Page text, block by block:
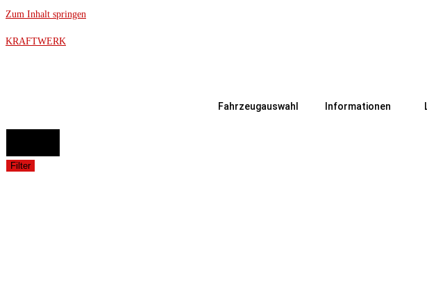
Zum Inhalt springen
KRAFTWERK
Fahrzeugauswahl Informationen
Filter